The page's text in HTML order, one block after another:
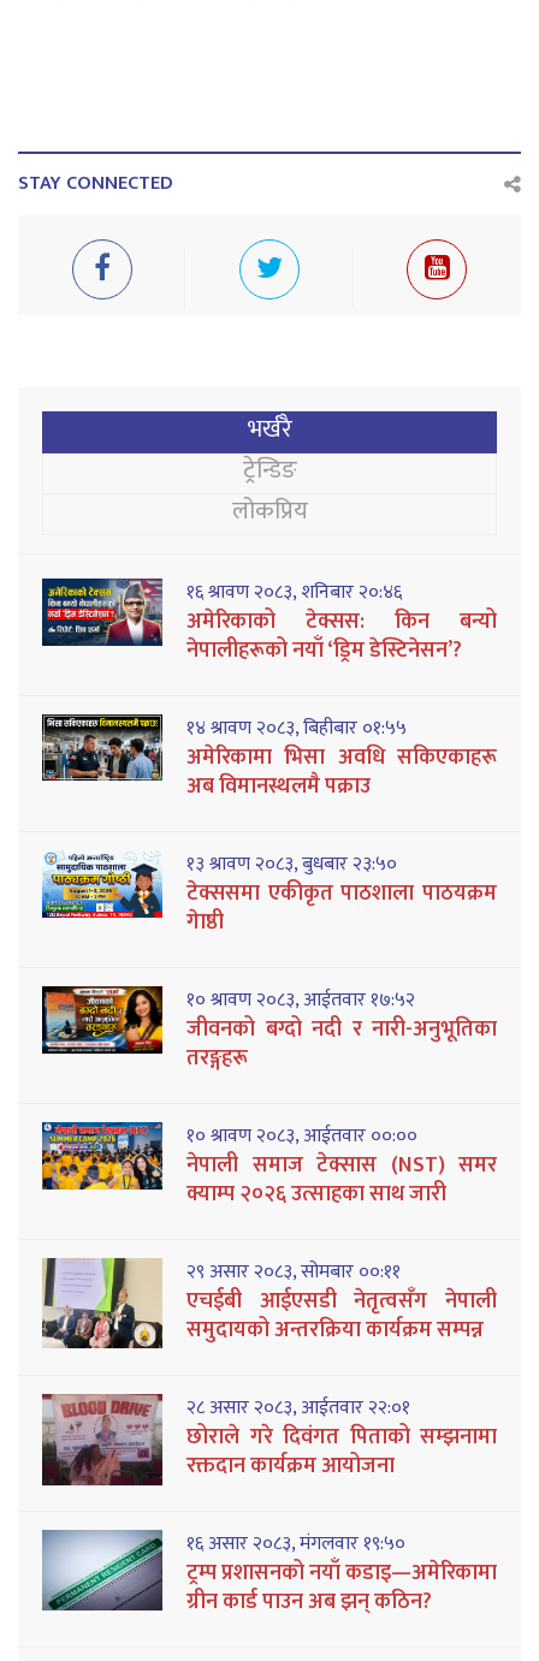
STAY CONNECTED
भर्खरै
ट्रेन्डिङ
लोकप्रिय
१६ श्रावण २०८३, शनिबार २०:४६
अमेरिकाको टेक्सस: किन बन्यो
नेपालीहरूको नयाँ ‘ड्रिम डेस्टिनेसन’?
१४ श्रावण २०८३, बिहीबार ०१:५५
अमेरिकामा भिसा अवधि सकिएकाहरू
अब विमानस्थलमै पक्राउ
१३ श्रावण २०८३, बुधबार २३:५०
टेक्ससमा एकीकृत पाठशाला पाठयक्रम
गेाष्ठी
१० श्रावण २०८३, आईतवार १७:५२
जीवनको बग्दो नदी र नारी-अनुभूतिका
तरङ्गहरू
१० श्रावण २०८३, आईतवार ००:००
नेपाली समाज टेक्सास (NST) समर
क्याम्प २०२६ उत्साहका साथ जारी
२९ असार २०८३, सोमबार ००:११
एचईबी आईएसडी नेतृत्वसँग नेपाली
समुदायको अन्तरक्रिया कार्यक्रम सम्पन्न
२८ असार २०८३, आईतवार २२:०१
छोराले गरे दिवंगत पिताको सम्झनामा
रक्तदान कार्यक्रम आयोजना
१६ असार २०८३, मंगलवार १९:५०
ट्रम्प प्रशासनको नयाँ कडाइ—अमेरिकामा
ग्रीन कार्ड पाउन अब झन् कठिन?